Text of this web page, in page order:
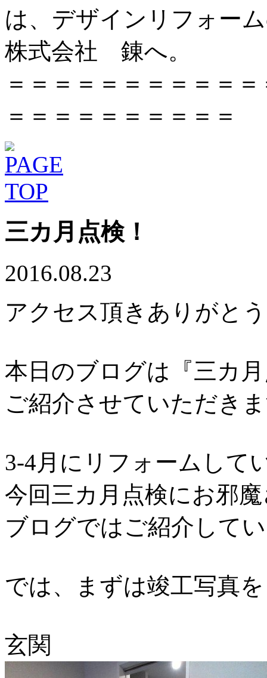
は、デザインリフォー
株式会社 錬へ。
＝＝＝＝＝＝＝＝＝＝
＝＝＝＝＝＝＝＝＝＝
三カ月点検！
2016.08.23
アクセス頂きありがと
本日のブログは『三カ
ご紹介させていただき
3-4月にリフォームして
今回三カ月点検にお邪
ブログではご紹介して
では、まずは竣工写真
玄関